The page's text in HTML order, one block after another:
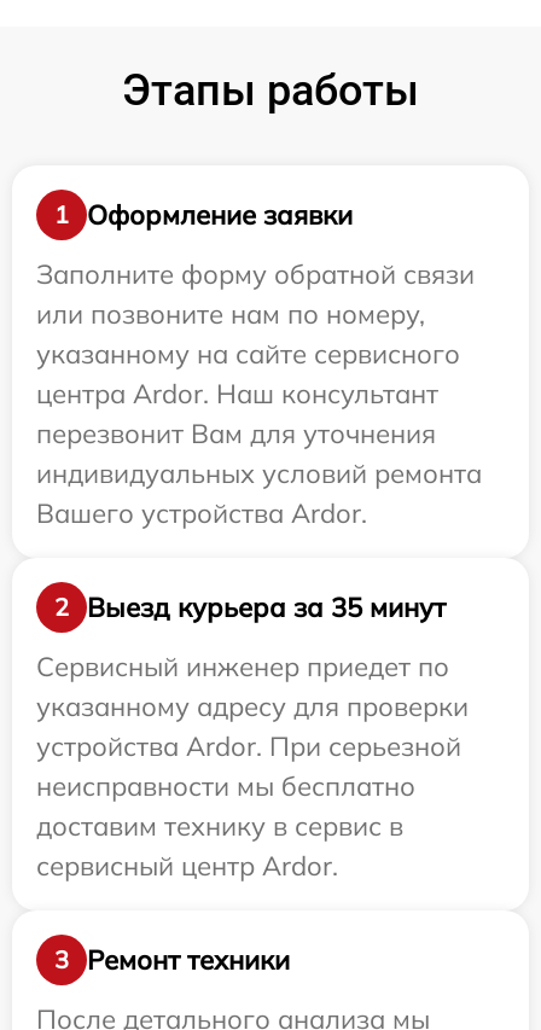
Этапы работы
1
Оформление заявки
Заполните форму обратной связи
или позвоните нам по номеру,
указанному на сайте сервисного
центра Ardor. Наш консультант
перезвонит Вам для уточнения
индивидуальных условий ремонта
Вашего устройства Ardor.
2
Выезд курьера за 35 минут
Сервисный инженер приедет по
указанному адресу для проверки
устройства Ardor. При серьезной
неисправности мы бесплатно
доставим технику в сервис в
сервисный центр Ardor.
3
Ремонт техники
После детального анализа мы